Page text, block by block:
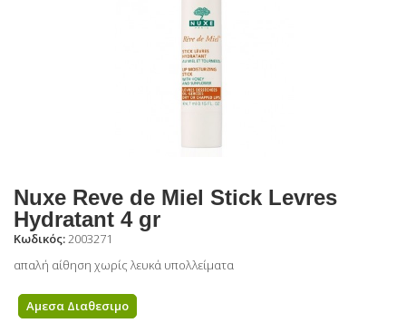
Nuxe Reve de Miel Stick Levres
Hydratant 4 gr
Κωδικός:2003271
απαλή αίθηση χωρίς λευκά υπολλείματα
Αμεσα Διαθεσιμο